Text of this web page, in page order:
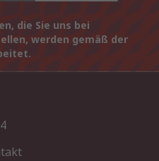
die Sie uns bei
werden gemäß der